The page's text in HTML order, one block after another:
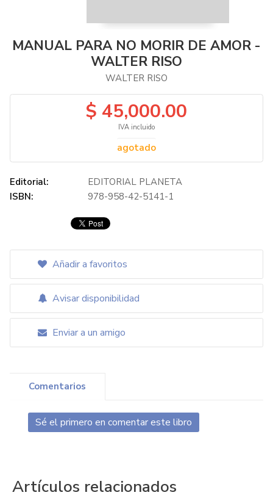
MANUAL PARA NO MORIR DE AMOR -
WALTER RISO
WALTER RISO
$ 45,000.00
IVA incluido
agotado
Editorial:
EDITORIAL PLANETA
ISBN:
978-958-42-5141-1
Añadir a favoritos
Avisar disponibilidad
Enviar a un amigo
Comentarios
Sé el primero en comentar este libro
Artículos relacionados